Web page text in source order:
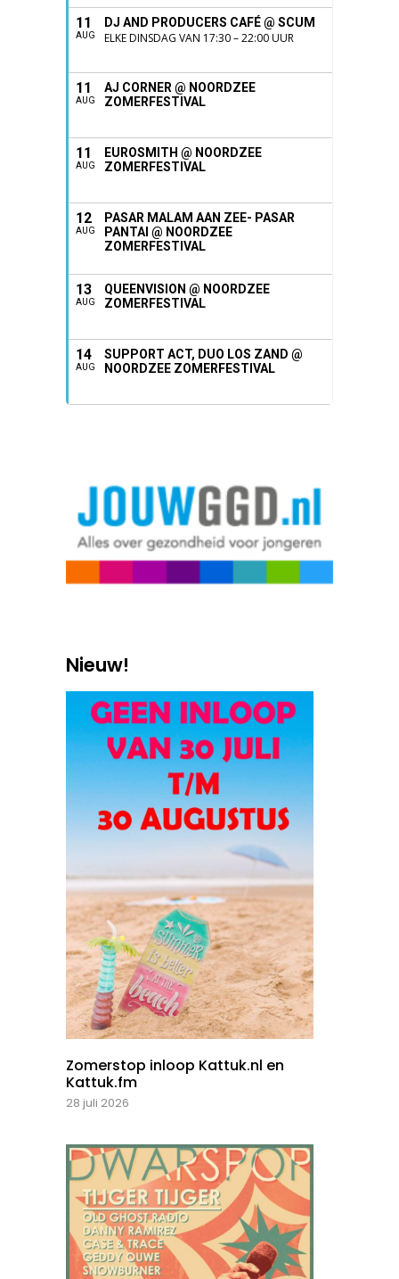
11
AUG
DJ AND PRODUCERS CAFÉ @ SCUM
ELKE DINSDAG VAN 17:30 – 22:00 UUR
11
AUG
AJ CORNER @ NOORDZEE
ZOMERFESTIVAL
11
AUG
EUROSMITH @ NOORDZEE
ZOMERFESTIVAL
12
AUG
PASAR MALAM AAN ZEE- PASAR
PANTAI @ NOORDZEE
ZOMERFESTIVAL
13
AUG
QUEENVISION @ NOORDZEE
ZOMERFESTIVAL
14
AUG
SUPPORT ACT, DUO LOS ZAND @
NOORDZEE ZOMERFESTIVAL
Nieuw!
Zomerstop inloop Kattuk.nl en
Kattuk.fm
28 juli 2026